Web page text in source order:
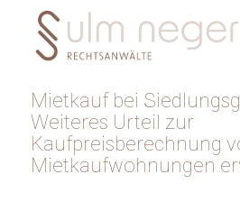
Mietkauf bei
Weiteres Urteil zur
Kaufpreisberechnung
Mietkaufwohnungen